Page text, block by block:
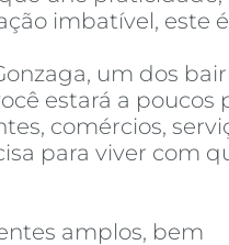
imbatível, este
um dos
estará a poucos
comércios,
para viver com
amplos, bem